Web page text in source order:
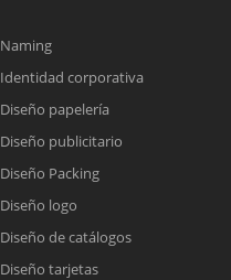
Naming
Identidad corporativa
Diseño papelería
Diseño publicitario
Diseño Packing
Diseño logo
Diseño de catálogos
Diseño tarjetas